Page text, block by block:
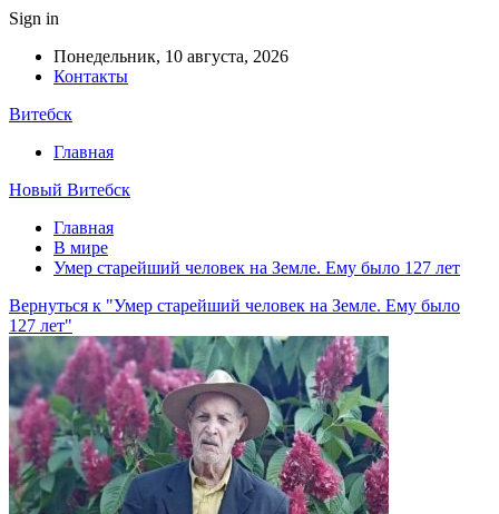
Sign in
Понедельник, 10 августа, 2026
Контакты
Витебск
Главная
Новый Витебск
Главная
В мире
Умер старейший человек на Земле. Ему было 127 лет
Вернуться к "Умер старейший человек на Земле. Ему было
127 лет"